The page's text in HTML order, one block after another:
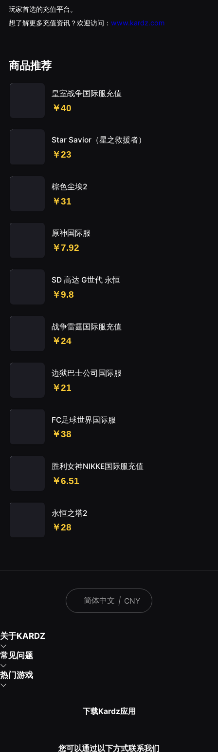
玩家首选的充值平台。
想了解更多充值资讯？欢迎访问： www.kardz.com
商品推荐
皇室战争国际服充值
￥40
Star Savior（星之救援者）
￥23
棕色尘埃2
￥31
原神国际服
￥7.92
SD 高达 G世代 永恒
￥9.8
战争雷霆国际服充值
￥24
边狱巴士公司国际服
￥21
FC足球世界国际服
￥38
胜利女神NIKKE国际服充值
￥6.51
永恒之塔2
￥28
简体中文 | CNY
关于KARDZ
常见问题
热门游戏
下载Kardz应用
您可以通过以下方式联系我们